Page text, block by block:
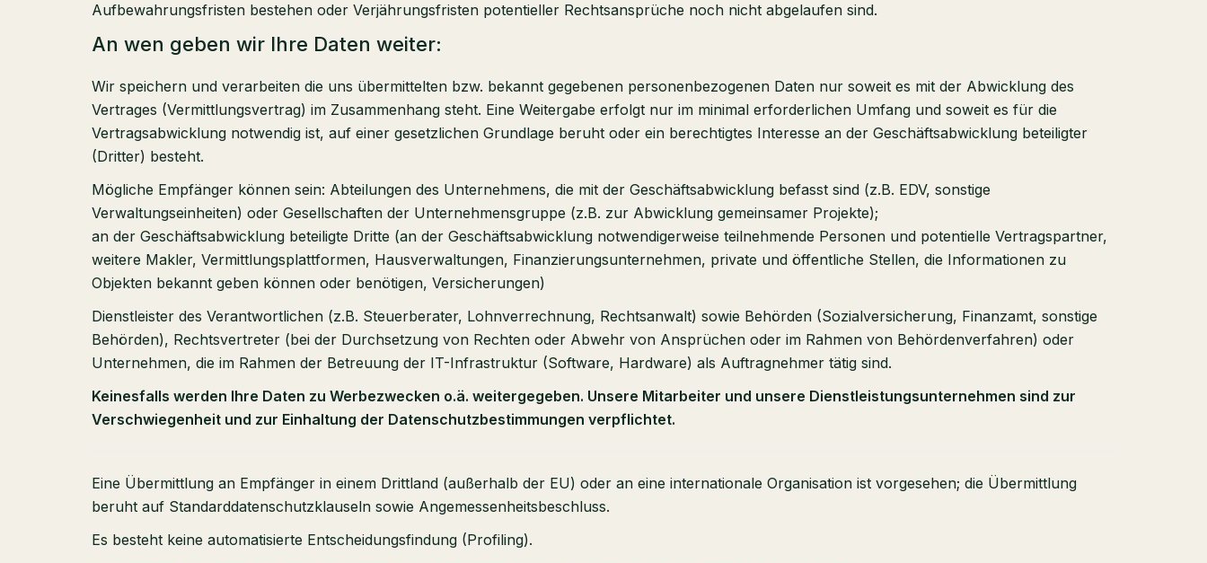
Aufbewahrungsfristen bestehen oder Verjährungsfristen potentieller Rechtsansprüche noch nicht abgelaufen sind.
An wen geben wir Ihre Daten weiter:
Wir speichern und verarbeiten die uns übermittelten bzw. bekannt gegebenen personenbezogenen Daten nur soweit es mit der Abwicklung des
Vertrages (Vermittlungsvertrag) im Zusammenhang steht. Eine Weitergabe erfolgt nur im minimal erforderlichen Umfang und soweit es für die
Vertragsabwicklung notwendig ist, auf einer gesetzlichen Grundlage beruht oder ein berechtigtes Interesse an der Geschäftsabwicklung beteiligter
(Dritter) besteht.
Mögliche Empfänger können sein: Abteilungen des Unternehmens, die mit der Geschäftsabwicklung befasst sind (z.B. EDV, sonstige
Verwaltungseinheiten) oder Gesellschaften der Unternehmensgruppe (z.B. zur Abwicklung gemeinsamer Projekte);
an der Geschäftsabwicklung beteiligte Dritte (an der Geschäftsabwicklung notwendigerweise teilnehmende Personen und potentielle Vertragspartner,
weitere Makler, Vermittlungsplattformen, Hausverwaltungen, Finanzierungsunternehmen, private und öffentliche Stellen, die Informationen zu
Objekten bekannt geben können oder benötigen, Versicherungen)
Dienstleister des Verantwortlichen (z.B. Steuerberater, Lohnverrechnung, Rechtsanwalt) sowie Behörden (Sozialversicherung, Finanzamt, sonstige
Behörden), Rechtsvertreter (bei der Durchsetzung von Rechten oder Abwehr von Ansprüchen oder im Rahmen von Behördenverfahren) oder
Unternehmen, die im Rahmen der Betreuung der IT-Infrastruktur (Software, Hardware) als Auftragnehmer tätig sind.
Keinesfalls werden Ihre Daten zu Werbezwecken o.ä. weitergegeben. Unsere Mitarbeiter und unsere Dienstleistungsunternehmen sind zur
Verschwiegenheit und zur Einhaltung der Datenschutzbestimmungen verpflichtet.
Eine Übermittlung an Empfänger in einem Drittland (außerhalb der EU) oder an eine internationale Organisation ist vorgesehen; die Übermittlung
beruht auf Standarddatenschutzklauseln sowie Angemessenheitsbeschluss.
Es besteht keine automatisierte Entscheidungsfindung (Profiling).